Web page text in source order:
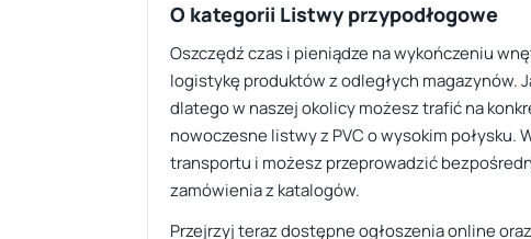
O kategorii Listwy przypodłogowe
Oszczędź czas i pieniądze na wykończeniu
logistykę produktów z odległych magazynów.
dlatego w naszej okolicy możesz trafić na
nowoczesne listwy z PVC o wysokim
transportu i możesz przeprowadzić
zamówienia z katalogów.
Przejrzyj teraz dostępne ogłoszenia online